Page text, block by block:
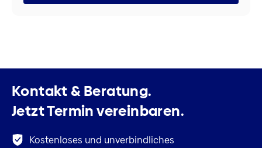
Kontakt & Beratung.
Jetzt Termin vereinbaren.
Kostenloses und unverbindliches